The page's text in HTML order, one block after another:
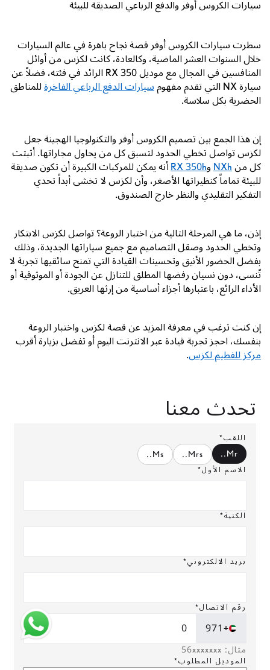
سيارات الكروس أوفر والدفع الرباعي الصديقة للبيئة
سطرت سيارات الكروس أوفر قصة نجاح باهرة في عالم السيارات
خلال السنوات العشر الماضية، وكالعادة، كانت لكزس من أوائل
المنافسين في المجال مع موديلRX 350الرائد في فئته، فضلاً عن
سيارةNXالتي تقدم مفهومسيارات الدفع الرباعي الفاخرةللمناطق
الحضرية بكل سلاسة.
إن هذا الجمع بين تصميم الكروس أوفر والتكنولوجيا الهجينة جعل
لكزس تواصل تخطي الحدود لتسبق كل من يحاول مجاراتها. أثبتت
كل منNXhوRX 350hأنه يمكن للمركبات الكبيرة أن تكون صديقة
للبيئة تماماً كنظيراتها الأصغر، وأن لكزس لا تخشى أبداً تحدي
التفكير التقليدي والنظر خارج الصندوق.
إذن، ما هي المرحلة التالية من اختبار الروعة؟ تواصل لكزس الابتكار
وتخطي الحدود وصقل التصاميم مع جميع سياراتها الجديدة، وذلك
بفضل الحضور الأنيق وتحسينات القيادة التي تمنح سائقيها تجربة لا
تًنسى، دون نسيان رفضها المطلق للتنازل عن الجودة أو الموثوقية أو
الأداء الرائع، باعتبارها أجزاء أساسية من إرثها العريق.
إن كنت ترغب في معرفة المزيد عن قصة لكزس واختبار الروعة
بنفسك، احجز تجربة قيادة عبر الانترنت اليوم أو تفضل بزيارة أقرب
مركز للفطيم لكزس.
تحدث معنا
اللقب*
Mr.
.
Mrs.
.
Ms.
.
الاسم الأول*
الكنية*
بريد الالكتروني*
رقم الاتصال*
+971
مثال: 56xxxxxxx
الموديل المطلوب*